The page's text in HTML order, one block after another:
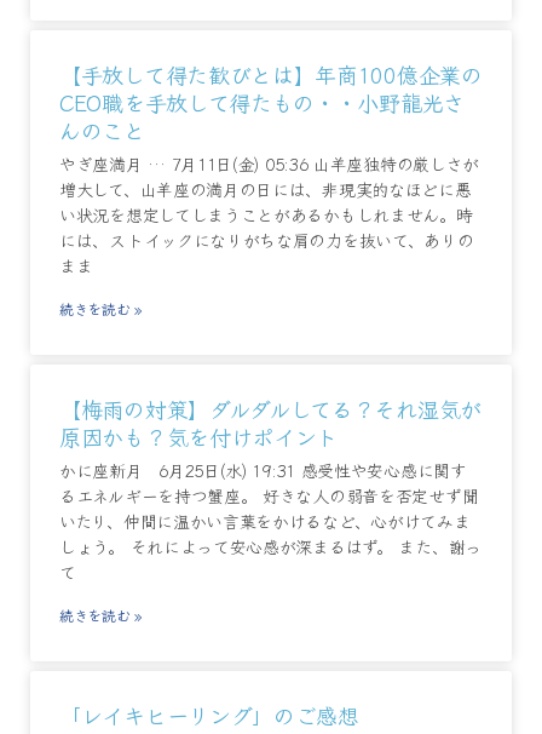
【手放して得た歓びとは】年商100億企業の
CEO職を手放して得たもの・・小野龍光さ
んのこと
やぎ座満月 … 7月11日(金) 05:36 山羊座独特の厳しさが
増大して、山羊座の満月の日には、非現実的なほどに悪
い状況を想定してしまうことがあるかもしれません。時
には、ストイックになりがちな肩の力を抜いて、ありの
まま
続きを読む »
【梅雨の対策】ダルダルしてる？それ湿気が
原因かも？気を付けポイント
かに座新月 6月25日(水) 19:31 感受性や安心感に関す
るエネルギーを持つ蟹座。 好きな人の弱音を否定せず聞
いたり、仲間に温かい言葉をかけるなど、心がけてみま
しょう。 それによって安心感が深まるはず。 また、謝っ
て
続きを読む »
「レイキヒーリング」のご感想